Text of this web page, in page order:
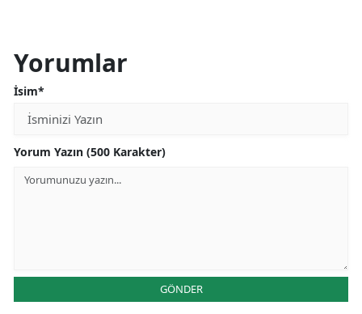
Yorumlar
İsim*
Yorum Yazın (500 Karakter)
GÖNDER